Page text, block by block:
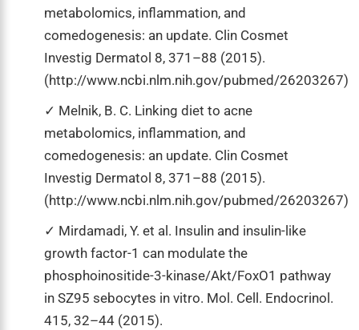
metabolomics, inflammation, and
comedogenesis: an update. Clin Cosmet
Investig Dermatol 8, 371–88 (2015).
(http://www.ncbi.nlm.nih.gov/pubmed/26203267)
Melnik, B. C. Linking diet to acne
metabolomics, inflammation, and
comedogenesis: an update. Clin Cosmet
Investig Dermatol 8, 371–88 (2015).
(http://www.ncbi.nlm.nih.gov/pubmed/26203267)
Mirdamadi, Y. et al. Insulin and insulin-like
growth factor-1 can modulate the
phosphoinositide-3-kinase/Akt/FoxO1 pathway
in SZ95 sebocytes in vitro. Mol. Cell. Endocrinol.
415, 32–44 (2015).